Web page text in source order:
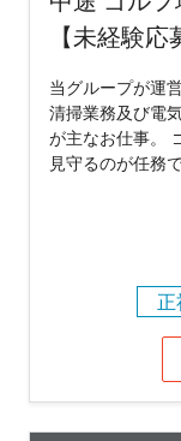
【未経験応
当グループが運
清掃業務及び電
が主なお仕事。
見守るのが任務で
正